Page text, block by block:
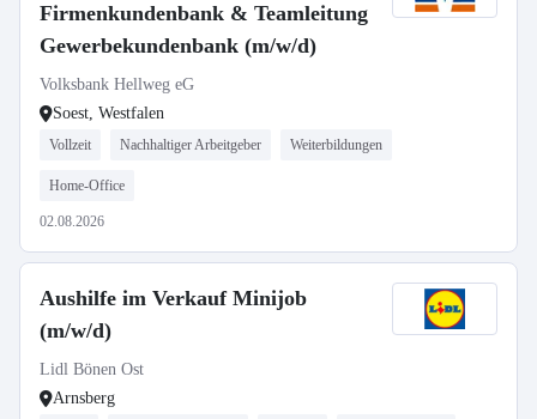
Firmenkundenbank & Teamleitung
Gewerbekundenbank (m/w/d)
Volksbank Hellweg eG
Soest, Westfalen
Vollzeit Nachhaltiger Arbeitgeber Weiterbildungen
Home-Office
02.08.2026
Aushilfe im Verkauf Minijob
(m/w/d)
Lidl Bönen Ost
Arnsberg